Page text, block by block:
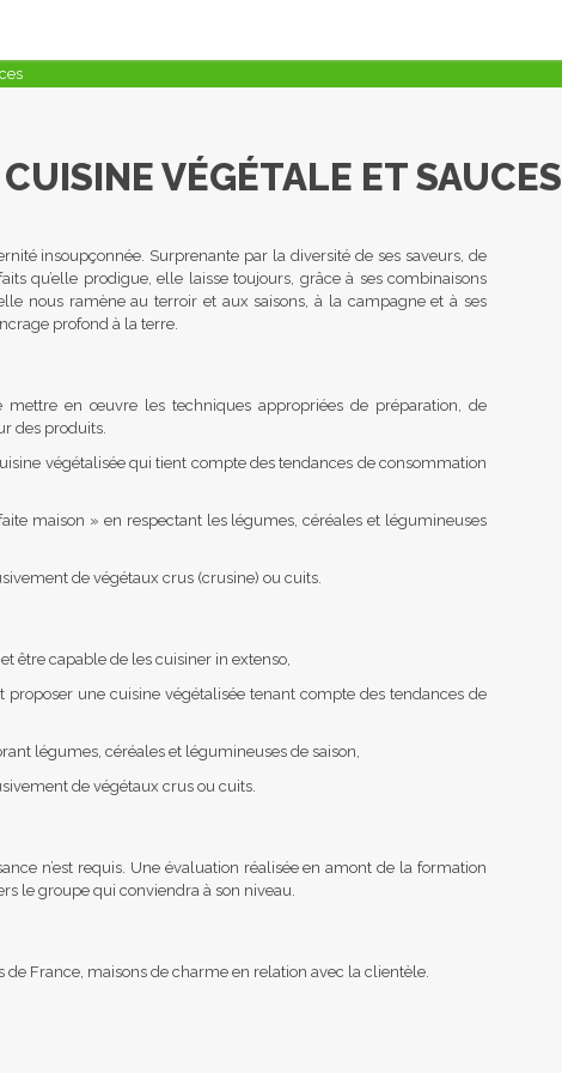
CUISINE VÉGÉTALE ET SAUCES
insoupçonnée. Surprenante par la diversité de ses saveurs, de
qu’elle prodigue, elle laisse toujours, grâce à ses combinaisons
nous ramène au terroir et aux saisons, à la campagne et à ses
profond à la terre.
mettre en œuvre les techniques appropriées de préparation, de
des produits.
végétalisée qui tient compte des tendances de consommation
maison » en respectant les légumes, céréales et légumineuses
de végétaux crus (crusine) ou cuits.
être capable de les cuisiner in extenso,
proposer une cuisine végétalisée tenant compte des tendances de
légumes, céréales et légumineuses de saison,
de végétaux crus ou cuits.
n’est requis. Une évaluation réalisée en amont de la formation
le groupe qui conviendra à son niveau.
de France, maisons de charme en relation avec la clientèle.